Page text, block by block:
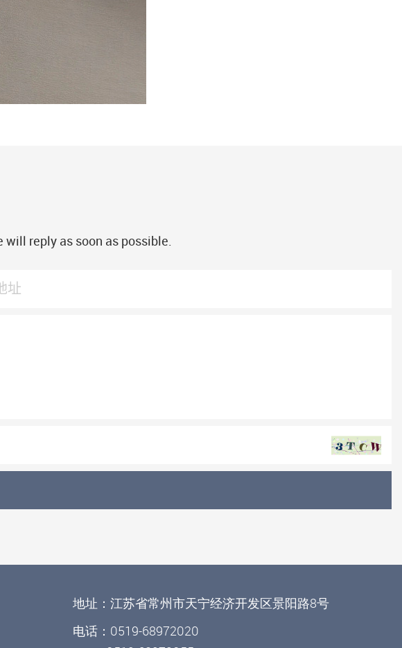
will reply as soon as possible.
地址：江苏省常州市天宁经济开发区景阳路8号
电话：0519-68972020